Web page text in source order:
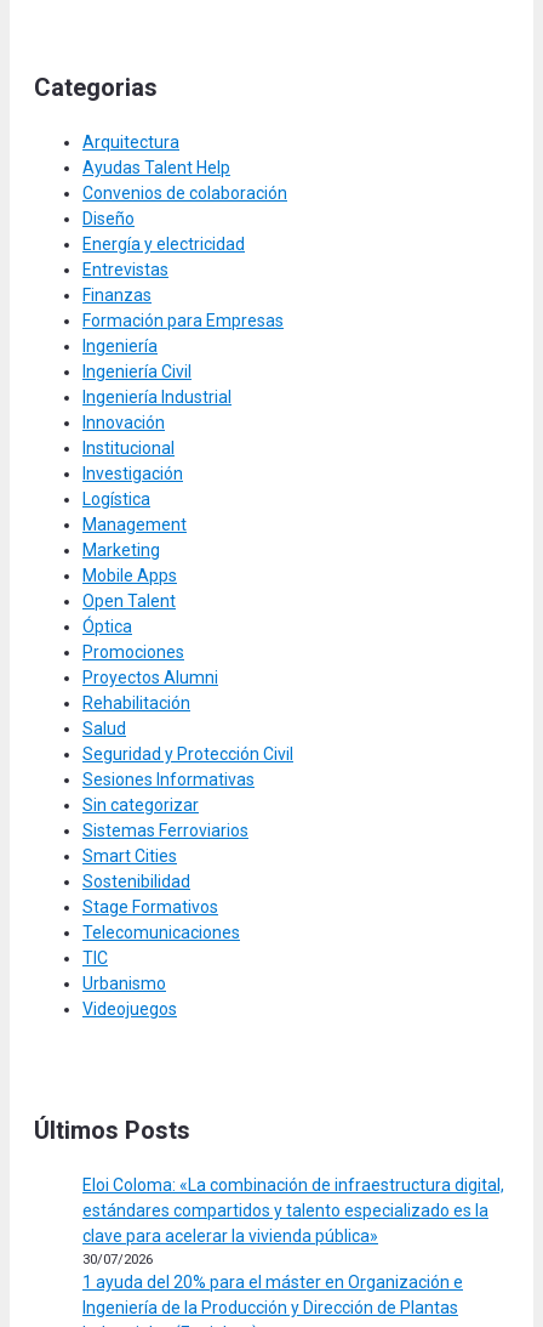
Categorias
Arquitectura
Ayudas Talent Help
Convenios de colaboración
Diseño
Energía y electricidad
Entrevistas
Finanzas
Formación para Empresas
Ingeniería
Ingeniería Civil
Ingeniería Industrial
Innovación
Institucional
Investigación
Logística
Management
Marketing
Mobile Apps
Open Talent
Óptica
Promociones
Proyectos Alumni
Rehabilitación
Salud
Seguridad y Protección Civil
Sesiones Informativas
Sin categorizar
Sistemas Ferroviarios
Smart Cities
Sostenibilidad
Stage Formativos
Telecomunicaciones
TIC
Urbanismo
Videojuegos
Últimos Posts
Eloi Coloma: «La combinación de infraestructura digital,
estándares compartidos y talento especializado es la
clave para acelerar la vivienda pública»
30/07/2026
1 ayuda del 20% para el máster en Organización e
Ingeniería de la Producción y Dirección de Plantas